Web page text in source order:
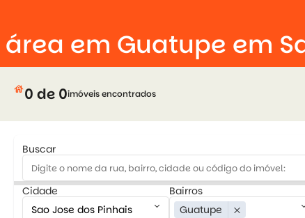
área em Guatupe em
house0 de 0imóveis encontrados
Buscar
Cidade
keyboard_arrow_down
Bairros
Guatupe
close